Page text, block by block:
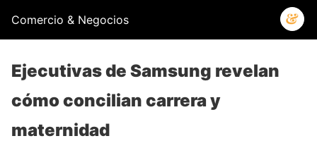
Comercio & Negocios
Ejecutivas de Samsung revelan
cómo concilian carrera y
maternidad